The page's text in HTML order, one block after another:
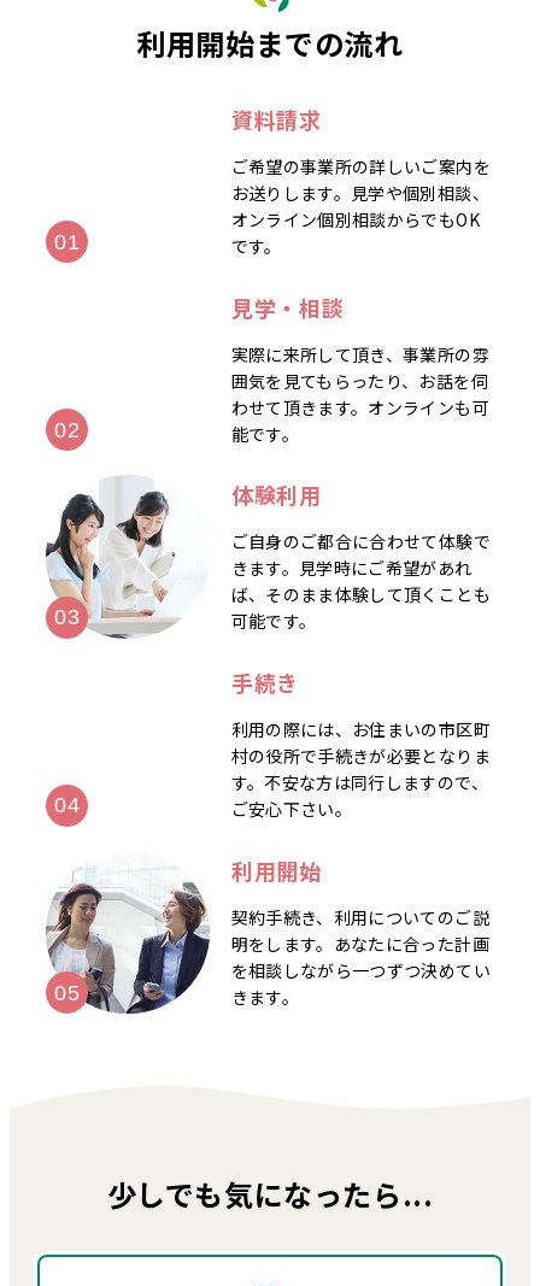
利用開始までの流れ
資料請求
ご希望の事業所の詳しいご案内を
お送りします。見学や個別相談、
オンライン個別相談からでもOK
です。
見学・相談
実際に来所して頂き、事業所の雰
囲気を見てもらったり、お話を伺
わせて頂きます。オンラインも可
能です。
体験利用
ご自身のご都合に合わせて体験で
きます。見学時にご希望があれ
ば、そのまま体験して頂くことも
可能です。
手続き
利用の際には、お住まいの市区町
村の役所で手続きが必要となりま
す。不安な方は同行しますので、
ご安心下さい。
利用開始
契約手続き、利用についてのご説
明をします。あなたに合った計画
を相談しながら一つずつ決めてい
きます。
少しでも気になったら...